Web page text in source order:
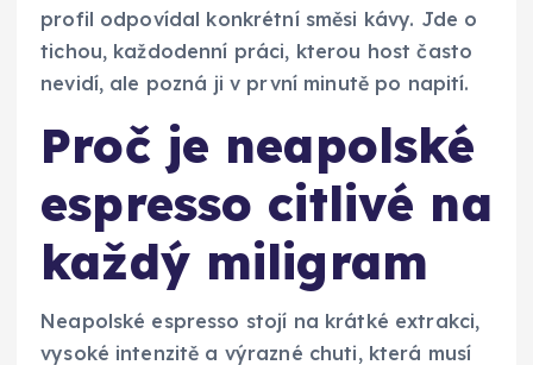
profil odpovídal konkrétní směsi kávy. Jde o
tichou, každodenní práci, kterou host často
nevidí, ale pozná ji v první minutě po napití.
Proč je neapolské
espresso citlivé na
každý miligram
Neapolské espresso stojí na krátké extrakci,
vysoké intenzitě a výrazné chuti, která musí